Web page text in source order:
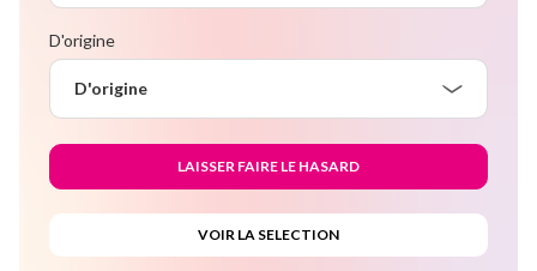
D'origine
D'origine